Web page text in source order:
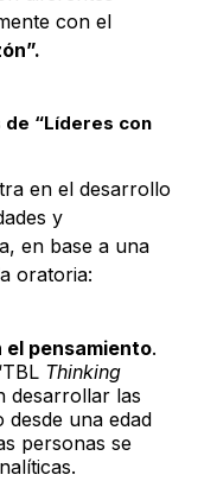
con el
“Líderes con
en el desarrollo
y
en base a una
oratoria:
el pensamiento.
Thinking
desarrollar las
desde una edad
personas se